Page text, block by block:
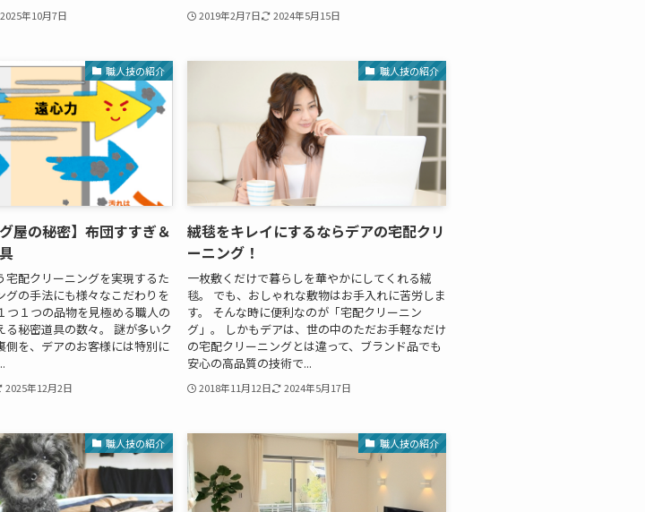
2025年10月7日 2019年2月7日 2024年5月15日
職人技の紹介
屋の秘密】布団すすぎ＆
宅配クリーニングを実現するた
グの手法にも様々なこだわりを
つ１つの品物を見極める職人の
る秘密道具の数々。 謎が多いク
側を、デアのお客様には特別に
2025年12月2日
職人技の紹介
絨毯をキレイにするならデアの宅配クリ
ーニング！
一枚敷くだけで暮らしを華やかにしてくれる絨
毯。 でも、おしゃれな敷物はお手入れに苦労しま
す。 そんな時に便利なのが「宅配クリーニン
グ」。 しかもデアは、世の中のただお手軽なだけ
の宅配クリーニングとは違って、ブランド品でも
安心の高品質の技術で...
2018年11月12日 2024年5月17日
職人技の紹介 職人技の紹介